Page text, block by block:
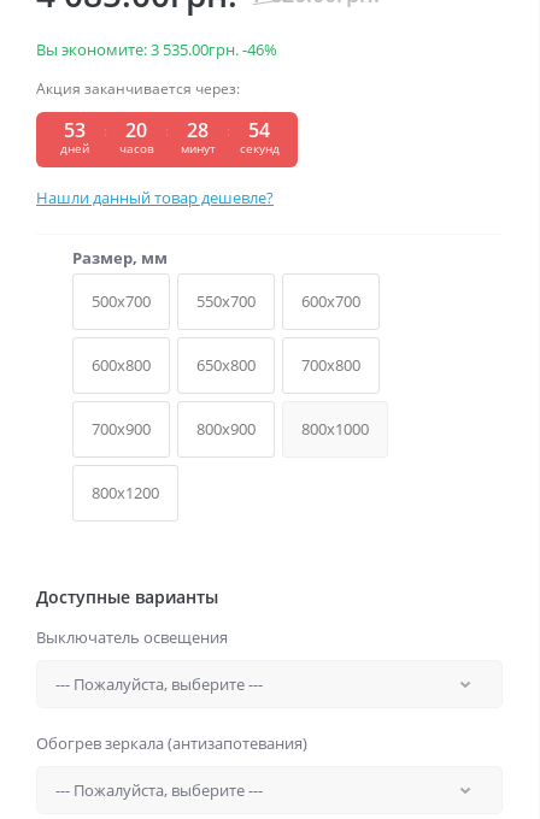
Вы экономите:3 535.00грн.-46%
Акция заканчивается через:
53
дней
20
часов
28
минут
53
секунд
Нашли данный товар дешевле?
Размер, мм
500x700
550x700 600x700
600x800 650x800 700x800
700x900 800x900 800x1000
800x1200
Доступные варианты
Выключатель освещения
Обогрев зеркала (антизапотевания)